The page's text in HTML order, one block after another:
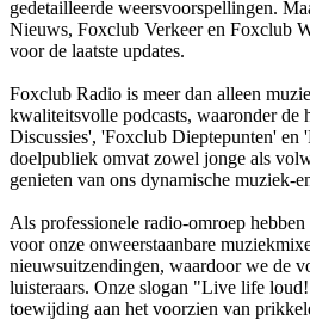
gedetailleerde weersvoorspellingen.
Nieuws, Foxclub Verkeer en Foxclub
voor de laatste updates.
Foxclub Radio is meer dan alleen
kwaliteitsvolle podcasts, waaronder de
Discussies', 'Foxclub Dieptepunten' en
doelpubliek omvat zowel jonge als
genieten van ons dynamische muziek-
Als professionele radio-omroep
voor onze onweerstaanbare
nieuwsuitzendingen, waardoor we de
luisteraars. Onze slogan "Live life
toewijding aan het voorzien van